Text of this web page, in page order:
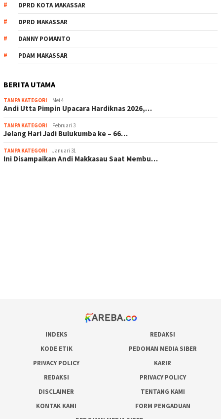
DPRD KOTA MAKASSAR
DPRD MAKASSAR
DANNY POMANTO
PDAM MAKASSAR
BERITA UTAMA
TANPA KATEGORI Mei 4
Andi Utta Pimpin Upacara Hardiknas 2026,…
TANPA KATEGORI Februari 3
Jelang Hari Jadi Bulukumba ke – 66…
TANPA KATEGORI Januari 31
Ini Disampaikan Andi Makkasau Saat Membu…
INDEKS
REDAKSI
KODE ETIK
PEDOMAN MEDIA SIBER
PRIVACY POLICY
KARIR
REDAKSI
PRIVACY POLICY
DISCLAIMER
TENTANG KAMI
KONTAK KAMI
FORM PENGADUAN